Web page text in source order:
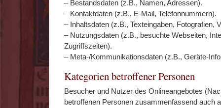
– Bestandsdaten (z.B., Namen, Adressen).
– Kontaktdaten (z.B., E-Mail, Telefonnummern).
– Inhaltsdaten (z.B., Texteingaben, Fotografien,
– Nutzungsdaten (z.B., besuchte Webseiten,
Zugriffszeiten).
– Meta-/Kommunikationsdaten (z.B., Geräte-
Kategorien betroffener Personen
Besucher und Nutzer des Onlineangebotes
betroffenen Personen zusammenfassend auch